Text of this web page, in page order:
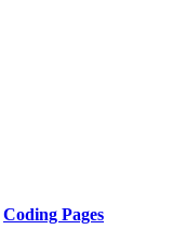
Coding Pages